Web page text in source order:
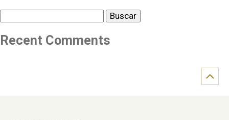
Recent Comments